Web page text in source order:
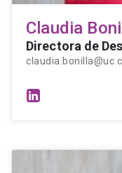
Claudia
Directora de